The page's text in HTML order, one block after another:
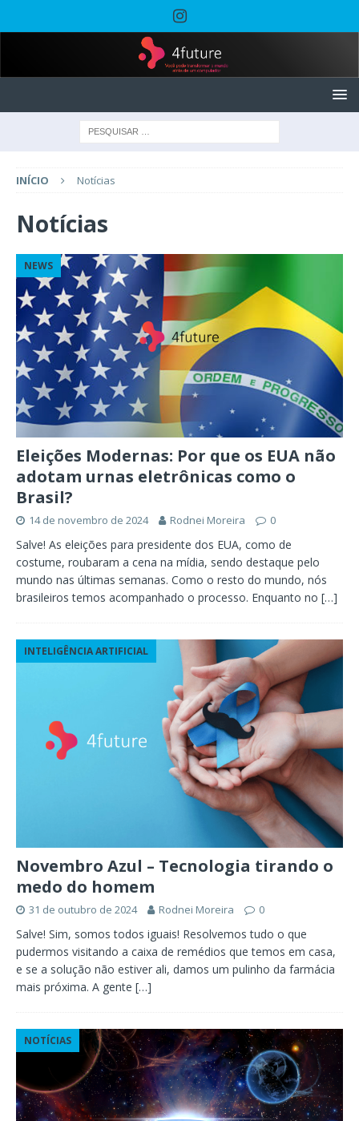
INÍCIO Notícias
Notícias
NEWS
Eleições Modernas: Por que os EUA não
adotam urnas eletrônicas como o
Brasil?
14 de novembro de 2024 Rodnei Moreira 0
Salve! As eleições para presidente dos EUA, como de
costume, roubaram a cena na mídia, sendo destaque pelo
mundo nas últimas semanas. Como o resto do mundo, nós
brasileiros temos acompanhado o processo. Enquanto no […]
INTELIGÊNCIA ARTIFICIAL
Novembro Azul – Tecnologia tirando o
medo do homem
31 de outubro de 2024 Rodnei Moreira 0
Salve! Sim, somos todos iguais! Resolvemos tudo o que
pudermos visitando a caixa de remédios que temos em casa,
e se a solução não estiver ali, damos um pulinho da farmácia
mais próxima. A gente […]
NOTÍCIAS